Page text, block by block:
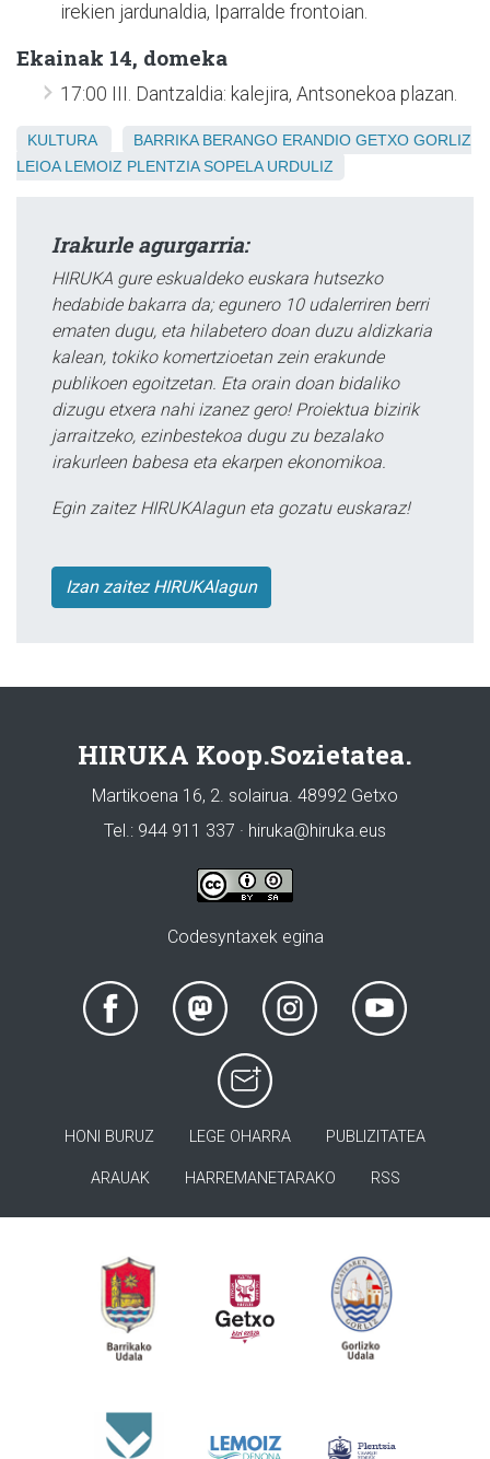
irekien jardunaldia, Iparralde frontoian.
Ekainak 14, domeka
17:00 III. Dantzaldia: kalejira, Antsonekoa plazan.
KULTURA BARRIKA BERANGO ERANDIO GETXO GORLIZ
LEIOA LEMOIZ PLENTZIA SOPELA URDULIZ
Irakurle agurgarria:
HIRUKA gure eskualdeko euskara hutsezko
hedabide bakarra da; egunero 10 udalerriren berri
ematen dugu, eta hilabetero doan duzu aldizkaria
kalean, tokiko komertzioetan zein erakunde
publikoen egoitzetan. Eta orain doan bidaliko
dizugu etxera nahi izanez gero! Proiektua bizirik
jarraitzeko, ezinbestekoa dugu zu bezalako
irakurleen babesa eta ekarpen ekonomikoa.
Egin zaitez HIRUKAlagun eta gozatu euskaraz!
Izan zaitez HIRUKAlagun
HIRUKA Koop.Sozietatea.
Martikoena 16, 2. solairua. 48992 Getxo
Tel.: 944 911 337 · hiruka@hiruka.eus
Codesyntaxek egina
HONI BURUZ LEGE OHARRA PUBLIZITATEA
ARAUAK HARREMANETARAKO RSS